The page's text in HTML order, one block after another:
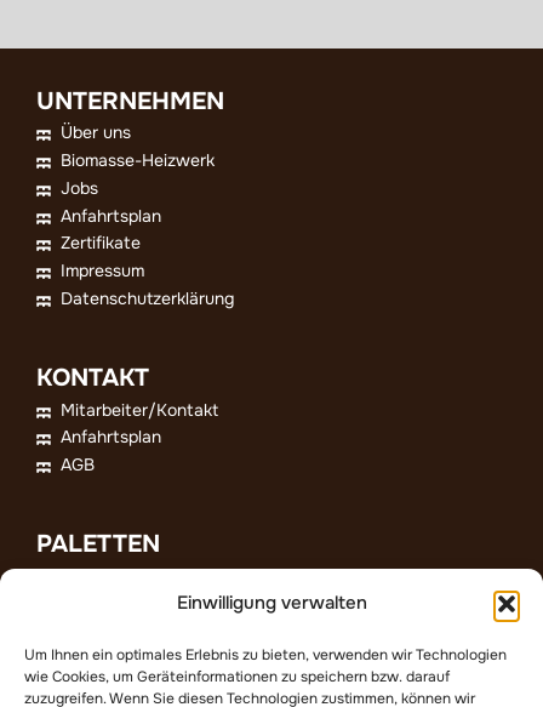
Einwilligung verwalten
Um Ihnen ein optimales Erlebnis zu bieten, verwenden wir Technologien
wie Cookies, um Geräteinformationen zu speichern bzw. darauf
zuzugreifen. Wenn Sie diesen Technologien zustimmen, können wir
UNTERNEHMEN
Über uns
Biomasse-Heizwerk
Jobs
Anfahrtsplan
Zertifikate
Impressum
Datenschutzerklärung
KONTAKT
Mitarbeiter/Kontakt
Anfahrtsplan
AGB
PALETTEN
Anfrage